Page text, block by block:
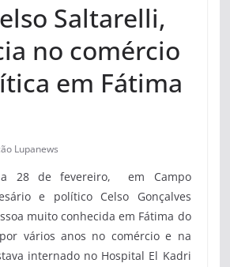
Saltarelli,
no comércio
em Fátima
Lupanews
28 de fevereiro, em Campo
e político Celso Gonçalves
muito conhecida em Fátima do
vários anos no comércio e na
internado no Hospital El Kadri